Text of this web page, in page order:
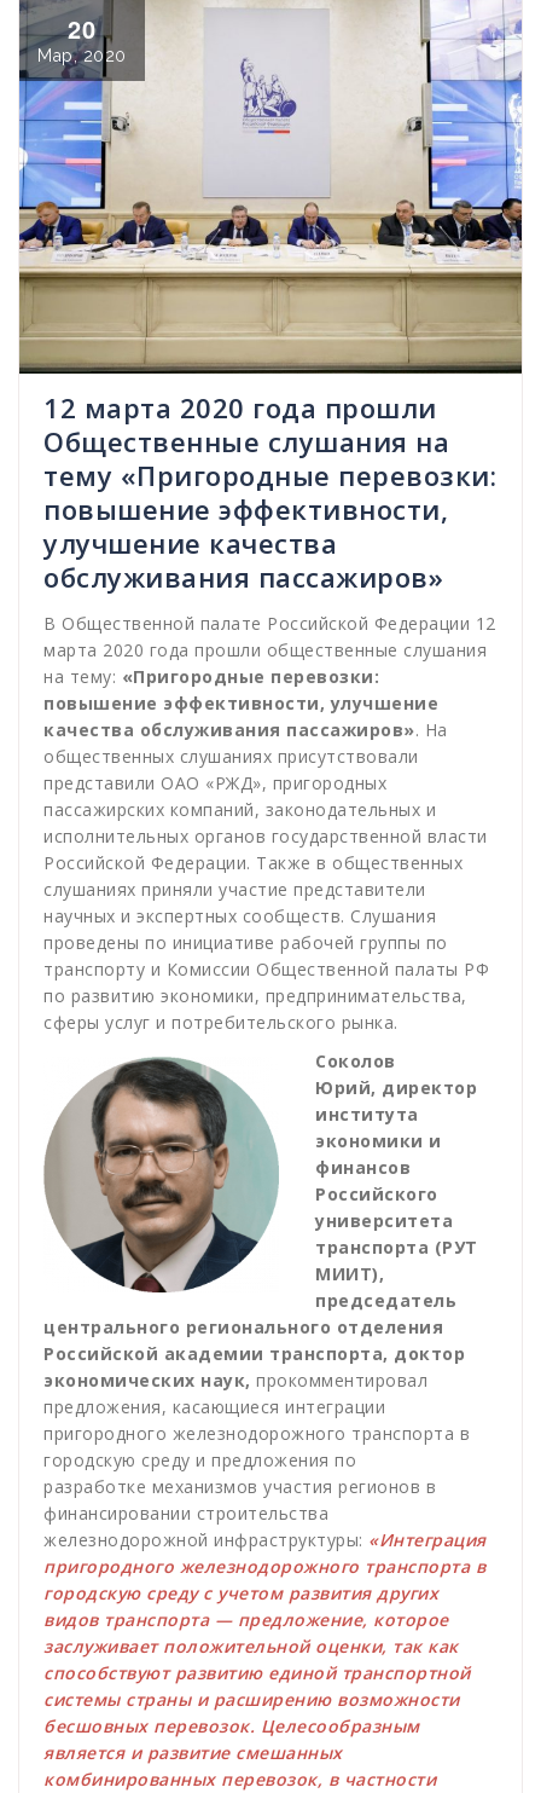
20
Мар, 2020
12 марта 2020 года прошли
Общественные слушания на
тему «Пригородные перевозки:
повышение эффективности,
улучшение качества
обслуживания пассажиров»
В Общественной палате Российской Федерации 12
марта 2020 года прошли общественные слушания
на тему: «Пригородные перевозки:
повышение эффективности, улучшение
качества обслуживания пассажиров». На
общественных слушаниях присутствовали
представили ОАО «РЖД», пригородных
пассажирских компаний, законодательных и
исполнительных органов государственной власти
Российской Федерации. Также в общественных
слушаниях приняли участие представители
научных и экспертных сообществ. Слушания
проведены по инициативе рабочей группы по
транспорту и Комиссии Общественной палаты РФ
по развитию экономики, предпринимательства,
сферы услуг и потребительского рынка.
Соколов
Юрий, директор
института
экономики и
финансов
Российского
университета
транспорта (РУТ
МИИТ),
председатель
центрального регионального отделения
Российской академии транспорта, доктор
экономических наук, прокомментировал
предложения, касающиеся интеграции
пригородного железнодорожного транспорта в
городскую среду и предложения по
разработке механизмов участия регионов в
финансировании строительства
железнодорожной инфраструктуры: «Интеграция
пригородного железнодорожного транспорта в
городскую среду с учетом развития других
видов транспорта — предложение, которое
заслуживает положительной оценки, так как
способствуют развитию единой транспортной
системы страны и расширению возможности
бесшовных перевозок. Целесообразным
является и развитие смешанных
комбинированных перевозок, в частности